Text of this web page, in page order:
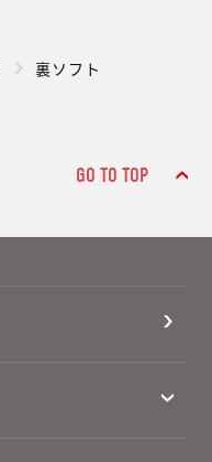
裏ソフト
GO TO TOP